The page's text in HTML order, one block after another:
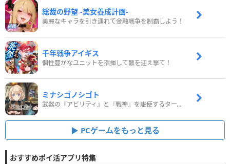
総裁の野望 -美女養成計画-
美麗なキャラを引き連れて金融戦争を制覇しよう！
千年戦争アイギス
個性豊かなユニットを指揮して敵を迎え撃て！
ミナシゴノシゴト
武器の『アビリティ』と『戦神』を駆使するターン制コマンドバトルRPG！
PCゲームをもっと見る
おすすめポイ活アプリ特集